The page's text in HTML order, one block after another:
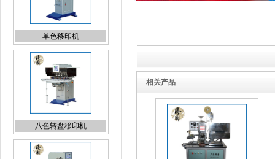
八色转盘移印机
六色转盘移印机
相关产品